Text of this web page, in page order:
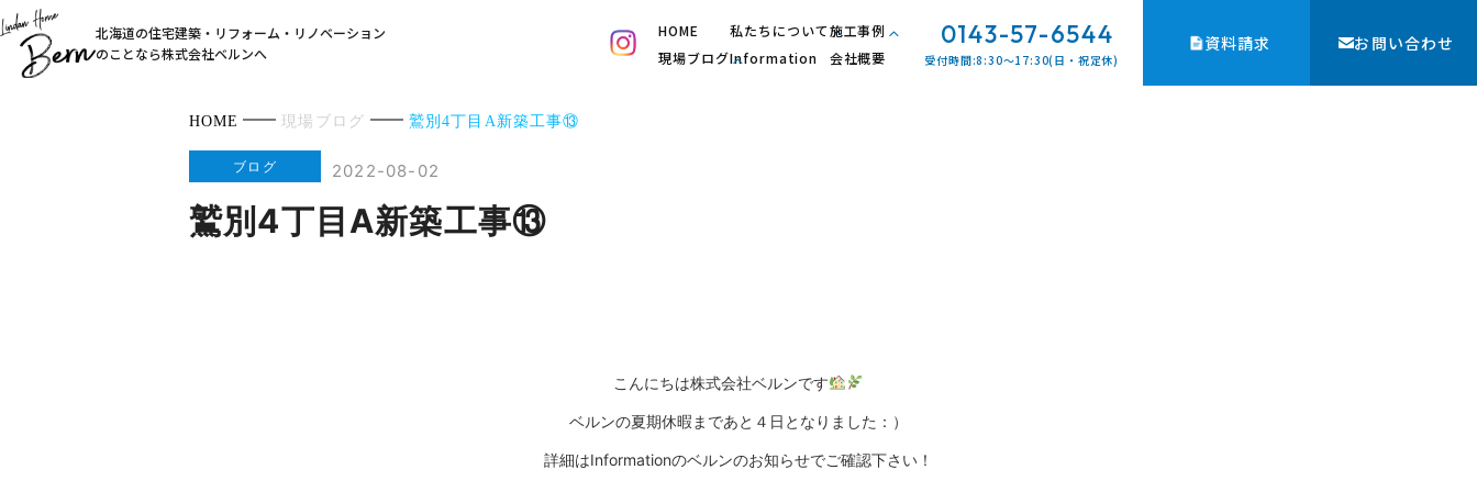
北海道の住宅建築・リフォーム・リノベーション
のことなら株式会社ベルンへ
HOME
現場ブログ
私たちについて
Information
施工事例
会社概要
0143-57-6544
受付時間:8:30〜17:30(日・祝定休)
資料請求 お問い合わせ
HOME 現場ブログ 鷲別4丁目A新築工事⑬
ブログ 2022-08-02
鷲別4丁目A新築工事⑬
こんにちは株式会社ベルンです
ベルンの夏期休暇まであと４日となりました：）
詳細はInformationのベルンのお知らせでご確認下さい！